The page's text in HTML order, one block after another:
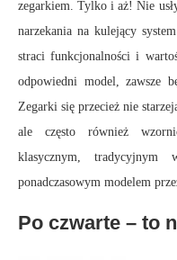
zegarkiem. Tylko i aż! Nie
narzekania na kulejący
straci funkcjonalności i
odpowiedni model, zawsze
Zegarki się przecież nie
ale często również
klasycznym, tradycyjnym
ponadczasowym modelem
Po czwarte – to